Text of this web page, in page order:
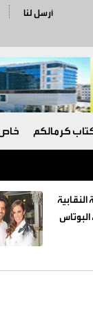
أرسل لنا
كرمالكم